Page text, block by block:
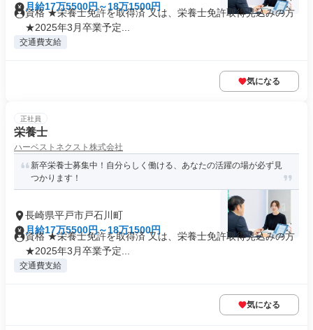
月給17万5500円～18万1500円
資格 ★栄養士免許を取得済 又は、栄養士免許取得見込みの方
★2025年3月卒業予定...
交通費支給
気になる
正社員
栄養士
ハーベストネクスト株式会社
新卒栄養士募集中！自分らしく働ける、あなたの活躍の場が必ず見
つかります！
長崎県平戸市戸石川町
月給17万5500円～18万1500円
資格 ★栄養士免許を取得済 又は、栄養士免許取得見込みの方
★2025年3月卒業予定...
交通費支給
気になる